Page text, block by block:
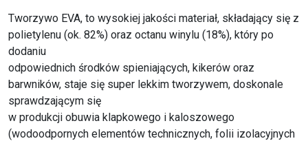
Tworzywo EVA, to wysokiej jakości materiał, składający się z
polietylenu (ok. 82%) oraz octanu winylu (18%), który po
dodaniu
odpowiednich środków spieniających, kikerów oraz
barwników, staje się super lekkim tworzywem, doskonale
sprawdzającym się
w produkcji obuwia klapkowego i kaloszowego
(wodoodpornych elementów technicznych, folii izolacyjnych